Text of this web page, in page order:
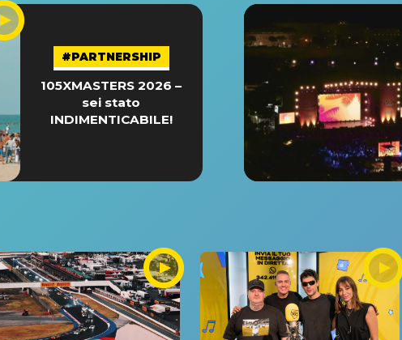
#PARTNERSHIP
105XMASTERS 2026 –
sei stato
INDIMENTICABILE!